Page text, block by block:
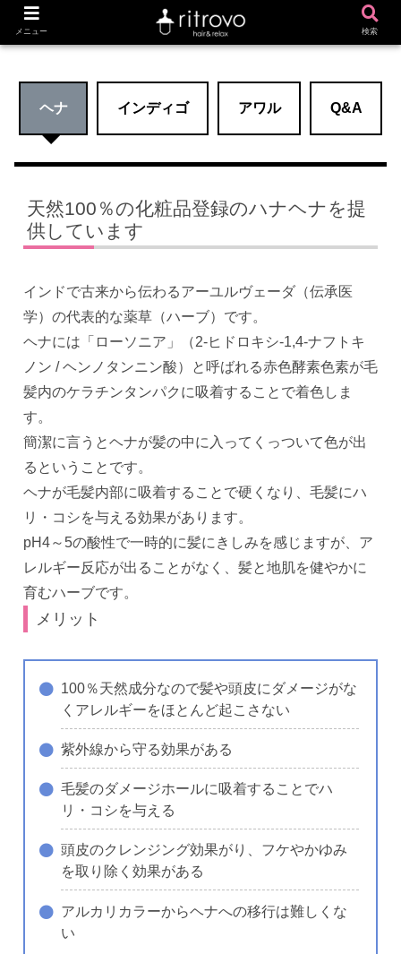
ホーム ヘナ／インディゴ
ヘナ インディゴ アワル Q&A
天然100％の化粧品登録のハナヘナを提
供しています
インドで古来から伝わるアーユルヴェーダ（伝承医
学）の代表的な薬草（ハーブ）です。
ヘナには「ローソニア」（2-ヒドロキシ-1,4-ナフトキ
ノン / ヘンノタンニン酸）と呼ばれる赤色酵素色素が毛
髪内のケラチンタンパクに吸着することで着色しま
す。
簡潔に言うとヘナが髪の中に入ってくっついて色が出
るということです。
ヘナが毛髪内部に吸着することで硬くなり、毛髪にハ
リ・コシを与える効果があります。
pH4～5の酸性で一時的に髪にきしみを感じますが、ア
レルギー反応が出ることがなく、髪と地肌を健やかに
育むハーブです。
メリット
100％天然成分なので髪や頭皮にダメージがな
くアレルギーをほとんど起こさない
紫外線から守る効果がある
毛髪のダメージホールに吸着することでハ
リ・コシを与える
頭皮のクレンジング効果がり、フケやかゆみ
を取り除く効果がある
アルカリカラーからヘナへの移行は難しくな
い
メニュー 検索